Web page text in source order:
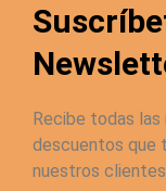
Recibe todas
descuentos que
nuestros clientes